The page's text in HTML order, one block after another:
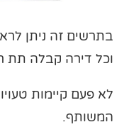
בתרשים זה ניתן
וכל דירה קבלה תת
לא פעם קיימות
המשותף.